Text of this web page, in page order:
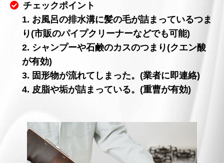
チェックポイント
1. お風呂の排水溝に髪の毛が詰まっているつま
り(市販のパイプクリーナーなどでも可能)
2. シャンプーや石鹸のカスのつまり(クエン酸
が有効)
3. 固形物が流れてしまった。(業者に即連絡)
4. 皮脂や垢が詰まっている。(重曹が有効)